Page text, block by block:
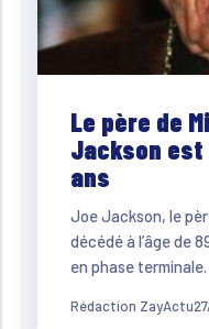
Le père de
Jackson est
ans
Joe Jackson, le
décédé à l’âge de
en phase terminale.
Rédaction ZayActu